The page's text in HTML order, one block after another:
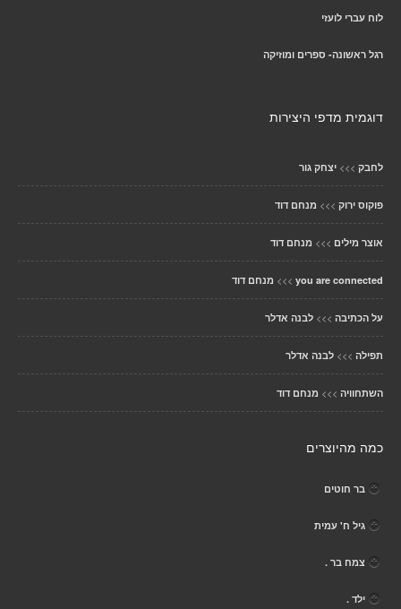
לוח עברי לועזי
רגל ראשונה- ספרים ומוזיקה
דוגמית מדפי היצירות
לחבק >>> יצחק גור
פוקוס ירוק >>> מנחם דוד
אוצר מילים >>> מנחם דוד
you are connected
>>> מנחם דוד
על הכתיבה >>> לבנה אדלר
תפילה >>> לבנה אדלר
השתחוויה >>> מנחם דוד
כמה מהיוצרים
בר חוטים
גיל ח' עמית
צמח בר .
ילד .